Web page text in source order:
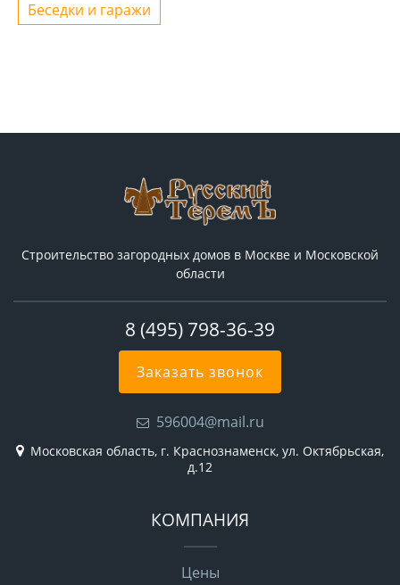
Беседки и гаражи
Строительство загородных домов в Москве и Московской
области
8 (495) 798-36-39
Заказать звонок
596004@mail.ru
Московская область, г. Краснознаменск, ул. Октябрьская,
д.12
КОМПАНИЯ
Цены